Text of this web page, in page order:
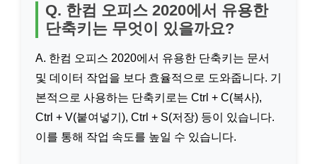
Q. 한컴 오피스 2020에서 유용한
단축키는 무엇이 있을까요?
A. 한컴 오피스 2020에서 유용한 단축키는 문서
및 데이터 작업을 보다 효율적으로 도와줍니다. 기
본적으로 사용하는 단축키로는 Ctrl + C(복사),
Ctrl + V(붙여넣기), Ctrl + S(저장) 등이 있습니다.
이를 통해 작업 속도를 높일 수 있습니다.